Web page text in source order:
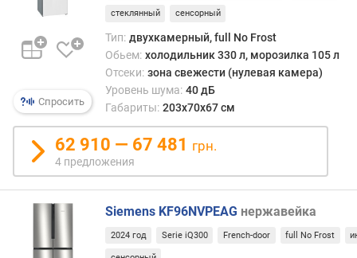
в
к
а
р
N
o
F
r
o
Спросить
стеклянный сенсорный
Тип: двухкамерный, full No Frost
Обьем: холодильник 330 л, морозилка 105 л
Отсеки: зона свежести (нулевая камера)
Уровень шума: 40 дБ
Габариты: 203х70х67 см
62 910 — 67 481 грн.
4 предложения
Siemens KF96NVPEAG нержавейка
2024 год Serie iQ300 French-door full No Frost